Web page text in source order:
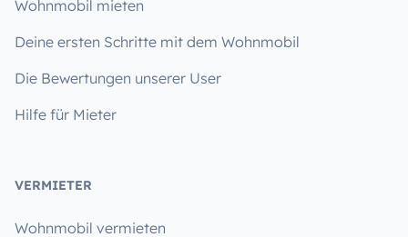
Wohnmobil mieten
Deine ersten Schritte mit dem Wohnmobil
Die Bewertungen unserer User
Hilfe für Mieter
VERMIETER
Wohnmobil vermieten